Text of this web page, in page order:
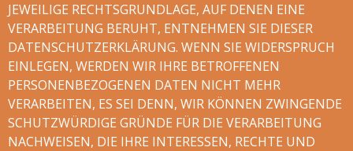
JEWEILIGE RECHTSGRUNDLAGE, AUF DENEN EINE
VERARBEITUNG BERUHT, ENTNEHMEN SIE DIESER
DATENSCHUTZERKLÄRUNG. WENN SIE WIDERSPRUCH
EINLEGEN, WERDEN WIR IHRE BETROFFENEN
PERSONENBEZOGENEN DATEN NICHT MEHR
VERARBEITEN, ES SEI DENN, WIR KÖNNEN ZWINGENDE
SCHUTZWÜRDIGE GRÜNDE FÜR DIE VERARBEITUNG
NACHWEISEN, DIE IHRE INTERESSEN, RECHTE UND